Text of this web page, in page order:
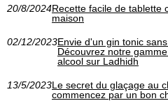
20/8/2024Recette facile de tablette
maison
02/12/2023Envie d'un gin tonic
Découvrez notre
alcool sur Ladhidh
13/5/2023Le secret du glaçage au
commencez par un bon